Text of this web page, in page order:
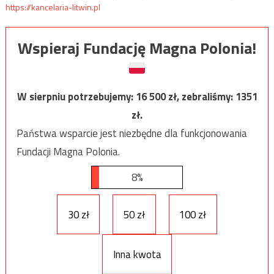
https://kancelaria-litwin.pl
Wspieraj Fundację Magna Polonia!
W sierpniu potrzebujemy:16 500zł, zebraliśmy:1351
zł.
Państwa wsparcie jest niezbędne dla funkcjonowania
Fundacji Magna Polonia.
8%
30 zł 50 zł 100 zł
Inna kwota